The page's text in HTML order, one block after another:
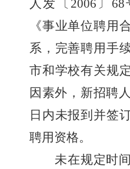
人发〔 2006 〕 68
《事业单位聘用
系，完善聘用手
市和学校有关规
因素外，新招聘
日内未报到并签
聘用资格。
未在规定时